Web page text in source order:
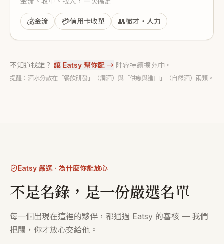
💰金流 💳信用卡收單 👥徵才・人力
不知道找誰？ 讓 Eatsy 幫你配 → 陣容持續擴充中。
提醒：酒水分散在「餐飲研發」（調酒）與「供應與進口」（自然酒）兩類。
Eatsy 嚴選 · 為什麼你能放心
不是名錄，是一份嚴選名單
每一個出現在這裡的夥伴，都通過 Eatsy 的審核 — 我們
把關，你才放心交給他。